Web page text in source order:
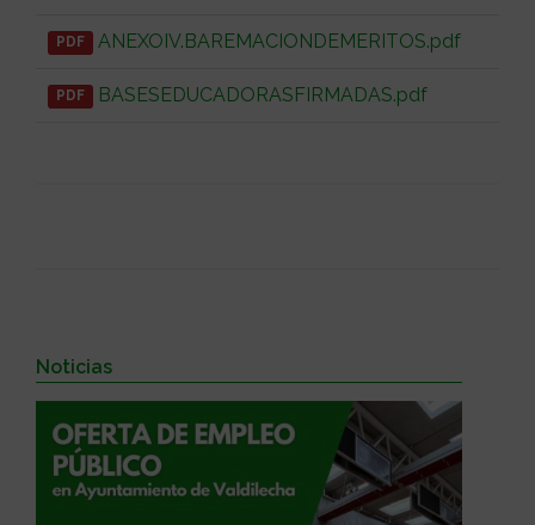
PDF ANEXOIV.BAREMACIONDEMERITOS.pdf
PDF BASESEDUCADORASFIRMADAS.pdf
Noticias